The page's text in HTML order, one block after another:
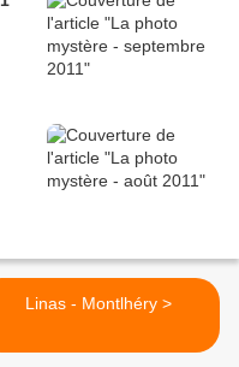
Linas - Montlhéry >